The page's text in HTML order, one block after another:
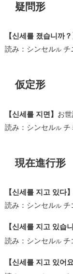
疑問形
【신세를 졌습니까？
読み：シンセルル チ
仮定形
【신세를 지면】 お
読み：シンセルル チ
現在進行形
【신세를 지고 있다】
読み：シンセルル チ
【신세를 지고 있습니
読み：シンセルル チ
【신세를 지고 있어요